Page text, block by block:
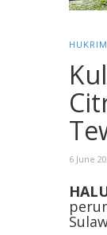
HUKRIM
6 June